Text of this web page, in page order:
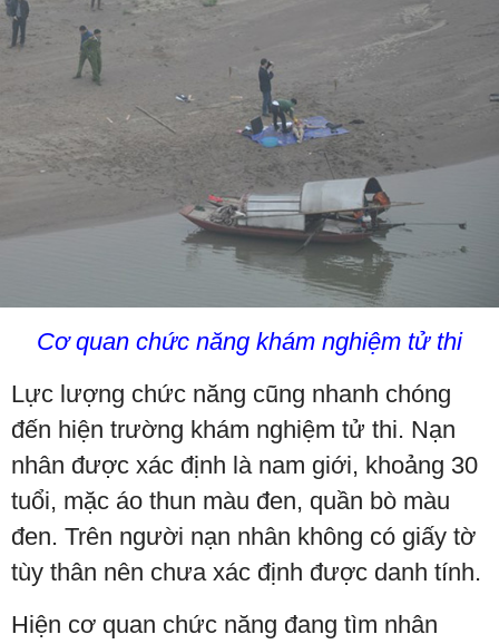
Cơ quan chức năng khám nghiệm tử thi
Lực lượng chức năng cũng nhanh chóng
đến hiện trường khám nghiệm tử thi. Nạn
nhân được xác định là nam giới, khoảng 30
tuổi, mặc áo thun màu đen, quần bò màu
đen. Trên người nạn nhân không có giấy tờ
tùy thân nên chưa xác định được danh tính.
Hiện cơ quan chức năng đang tìm nhân